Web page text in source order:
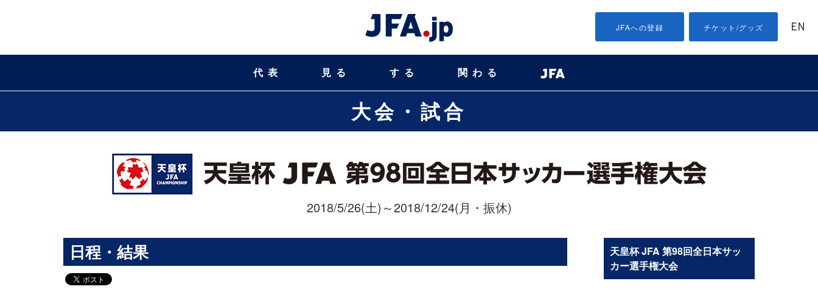
JFAへの登録 チケット/グッズ EN
代表 見る する 関わる
大会・試合
2018/5/26(土)～2018/12/24(月・振休)
日程・結果
天皇杯 JFA 第98回全日本サッ
カー選手権大会